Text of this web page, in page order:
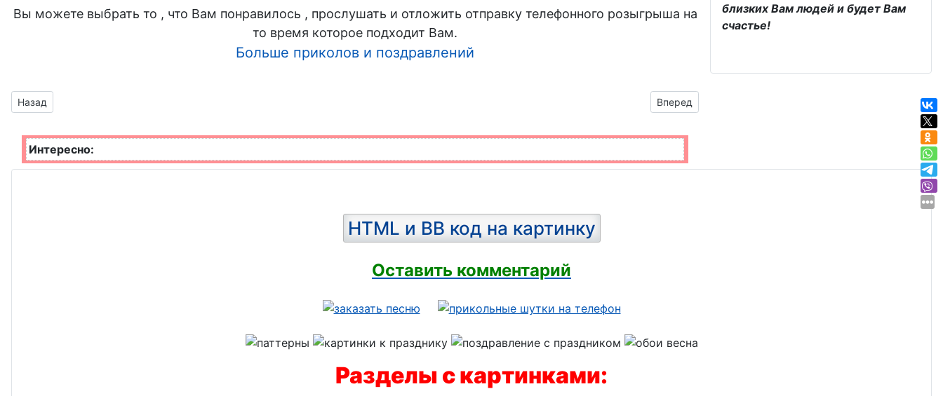
Вы можете выбрать то , что Вам понравилось , прослушать и отложить отправку телефонного розыгрыша на
то время которое подходит Вам.
Больше приколов и поздравлений
Предыдущий материал: расслабиться и принять ванну
Назад Следующий материал: Милые , спящие собачки
Вперед
Интересно:
близких Вам людей и будет Вам
счастье!
HTML и BB код на картинку
Оставить комментарий
Разделы с картинками: